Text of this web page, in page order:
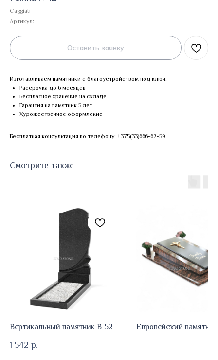
Caggiati
Артикул:
Оставить заявку
Изготавливаем памятники с благоустройством под ключ:
Рассрочка до 6 месяцев
Бесплатное хранение на складе
Гарантия на памятник 5 лет
Художественное оформление
Бесплатная консультация по телефону: +375(33)666-67-59
Смотрите также
Вертикальный памятник В-52
1 542 р.
Европейский